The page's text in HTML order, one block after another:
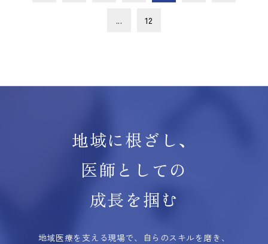
... 12
地域に根ざし、
医師としての
成長を掴む
地域医療を支える現場で、自らのスキルを磨き、